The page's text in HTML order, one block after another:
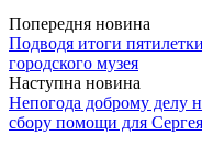
Попередня новина
Подводя итоги
городского музея
Наступна новина
Непогода доброму делу
сбору помощи для